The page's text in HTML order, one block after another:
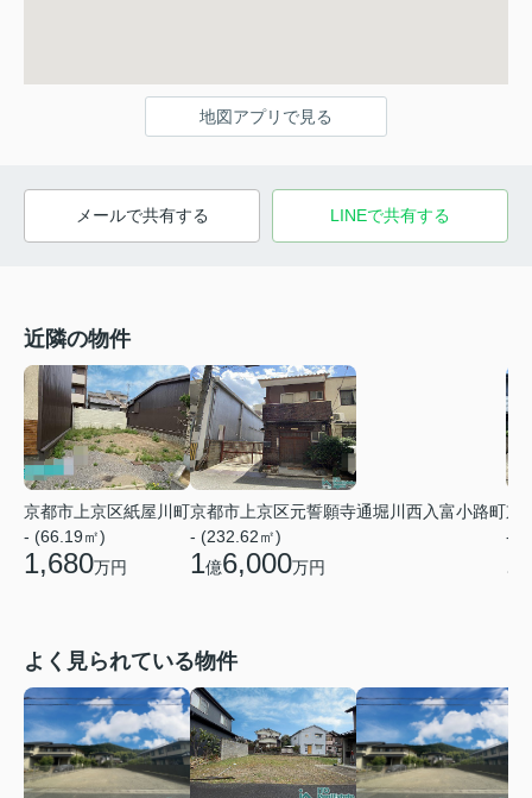
地図アプリで見る
メールで共有する LINEで共有する
近隣の物件
京都市上京区紙屋川町
- (66.19㎡)
1,680万円
京都市上京区元誓願寺通堀川西入富小路町
- (232.62㎡)
1億6,000万円
京
-
1
よく見られている物件